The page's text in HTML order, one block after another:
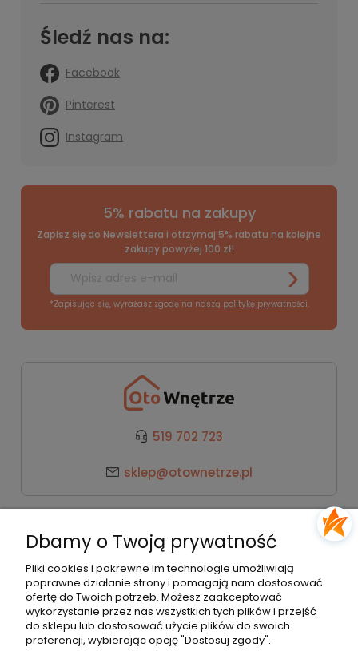
Śledź nas na:
Facebook
Pinterest
Instagram
5% rabatu na zakupy
Zapisz się do Newslettera i otrzymaj 5% rabatu na kolejne
zakupy powyżej 100 zł!
*Zapisując się, wyrażasz zgodę na naszą politykę prywatności.
519 702 723
sklep@otownetrze.pl
Pomoc
Moje konto
Dbamy o Twoją prywatność
Pliki cookies i pokrewne im technologie umożliwiają
poprawne działanie strony i pomagają nam dostosować
ofertę do Twoich potrzeb. Możesz zaakceptować
wykorzystanie przez nas wszystkich tych plików i przejść
do sklepu lub dostosować użycie plików do swoich
preferencji, wybierając opcję "Dostosuj zgody".